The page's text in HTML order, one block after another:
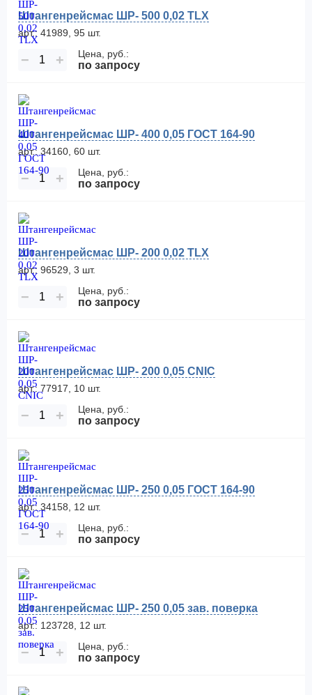
Штангенрейсмас ШР- 500 0,02 TLX
арт.: 41989, 95 шт.
− + Цена, руб.:
по запросу
Штангенрейсмас ШР- 400 0,05 ГОСТ 164-90
арт.: 34160, 60 шт.
− + Цена, руб.:
по запросу
Штангенрейсмас ШР- 200 0,02 TLX
арт.: 96529, 3 шт.
− + Цена, руб.:
по запросу
Штангенрейсмас ШР- 200 0,05 CNIC
арт.: 77917, 10 шт.
− + Цена, руб.:
по запросу
Штангенрейсмас ШР- 250 0,05 ГОСТ 164-90
арт.: 34158, 12 шт.
− + Цена, руб.:
по запросу
Штангенрейсмас ШР- 250 0,05 зав. поверка
арт.: 123728, 12 шт.
− + Цена, руб.:
по запросу